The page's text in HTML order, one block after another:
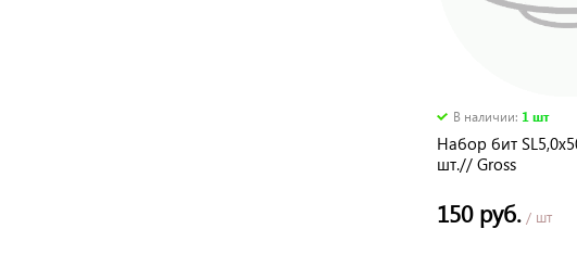
В наличии: 1 шт
Набор бит
шт.// Gross
150 руб. / шт